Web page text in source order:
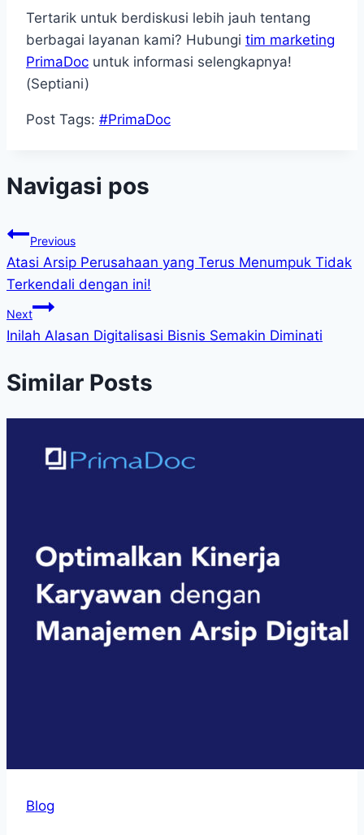
Tertarik untuk berdiskusi lebih jauh tentang
berbagai layanan kami? Hubungi tim marketing
PrimaDoc untuk informasi selengkapnya!
(Septiani)
Post Tags: #PrimaDoc
Navigasi pos
Previous
Atasi Arsip Perusahaan yang Terus Menumpuk Tidak
Terkendali dengan ini!
Next
Inilah Alasan Digitalisasi Bisnis Semakin Diminati
Similar Posts
Blog